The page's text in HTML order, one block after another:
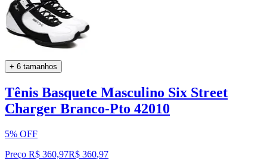
+ 6 tamanhos
Tênis Basquete Masculino Six Street
Charger Branco-Pto 42010
5% OFF
Preço R$ 360,97R$ 360,97